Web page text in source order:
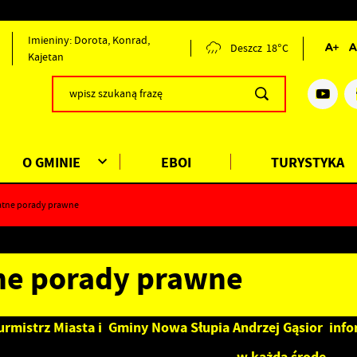
Imieniny: Dorota, Konrad,
Kajetan
Deszcz 18°C
O GMINIE EBOI TURYSTYKA
porady prawne
porady prawne
Miasta i Gminy Nowa Słupia Andrzej Gąsior